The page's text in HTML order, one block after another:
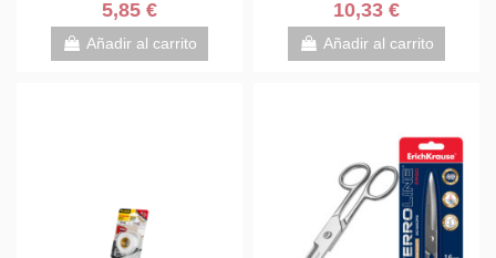
1561DS-M SCOTH
7000034004
5,85 €
Añadir al carrito
1561DS-M SCOTH
7000034004
10,33 €
Añadir al carrito